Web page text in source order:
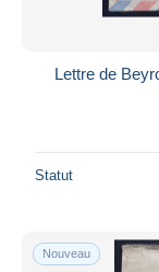
Lettre de
Statut
Nouveau